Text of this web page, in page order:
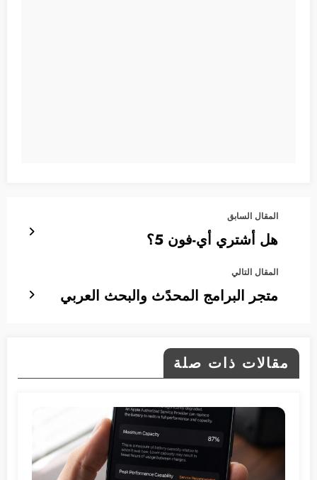
المقال السابق
هل أشتري أي-فون 5؟
المقال التالي
متجر البرامج المحدًث والبحث العربي
مقالات ذات صلة